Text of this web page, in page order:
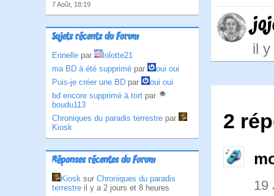
7 Août, 18:19
Sujets récents du Forum
Ennelle par
lolotte21
ma BD à été supprimé par
oui oui
Puis-je créer une BD par
oui oui
bd encore supprimé à tort par
boudu113
Chroniques du paradis terrestre par
Kiosk
Réponses récentes du Forum
Kiosk sur Chroniques du paradis
terrestre il y a 2 jours et 8 heures
il
2
19